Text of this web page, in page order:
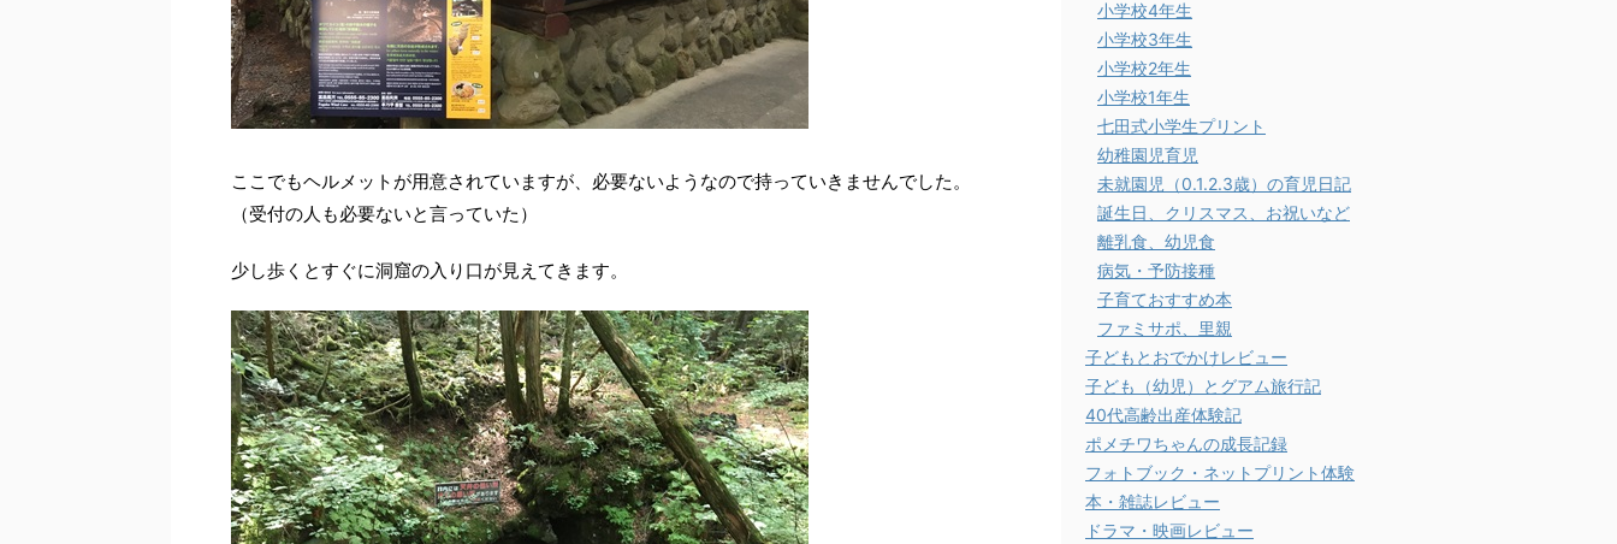
ここでもヘルメットが用意されていますが、必要ないようなので持っていきませんでした。
（受付の人も必要ないと言っていた）
少し歩くとすぐに洞窟の入り口が見えてきます。
小学校4年生
小学校3年生
小学校2年生
小学校1年生
七田式小学生プリント
幼稚園児育児
未就園児（0.1.2.3歳）の育児日記
誕生日、クリスマス、お祝いなど
離乳食、幼児食
病気・予防接種
子育ておすすめ本
ファミサポ、里親
子どもとおでかけレビュー
子ども（幼児）とグアム旅行記
40代高齢出産体験記
ポメチワちゃんの成長記録
フォトブック・ネットプリント体験
本・雑誌レビュー
ドラマ・映画レビュー